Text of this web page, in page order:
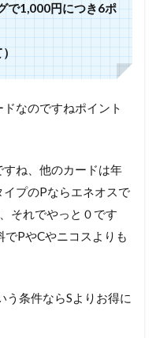
で1,000円につき6ポ
）
なのですねポイント
ね、他のカードは年
プのPならエネオスで
それでやっと０です
でPやCやニコスよりも
う条件ならSよりお得に